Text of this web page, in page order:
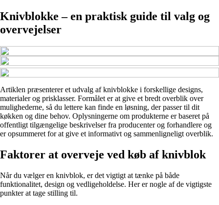
Knivblokke – en praktisk guide til valg og
overvejelser
Artiklen præsenterer et udvalg af knivblokke i forskellige designs,
materialer og prisklasser. Formålet er at give et bredt overblik over
mulighederne, så du lettere kan finde en løsning, der passer til dit
køkken og dine behov. Oplysningerne om produkterne er baseret på
offentligt tilgængelige beskrivelser fra producenter og forhandlere og
er opsummeret for at give et informativt og sammenligneligt overblik.
Faktorer at overveje ved køb af knivblok
Når du vælger en knivblok, er det vigtigt at tænke på både
funktionalitet, design og vedligeholdelse. Her er nogle af de vigtigste
punkter at tage stilling til.